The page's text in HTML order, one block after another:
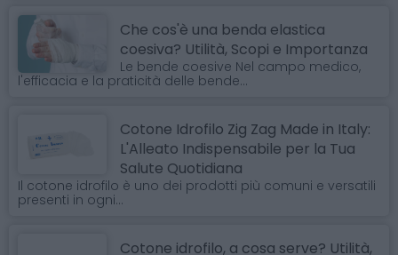
Che cos'è una benda elastica
coesiva? Utilità, Scopi e Importanza
Le bende coesive Nel campo medico,
l'efficacia e la praticità delle bende...
Cotone Idrofilo Zig Zag Made in Italy:
L'Alleato Indispensabile per la Tua
Salute Quotidiana
Il cotone idrofilo è uno dei prodotti più comuni e versatili
presenti in ogni...
Cotone idrofilo, a cosa serve? Utilità,